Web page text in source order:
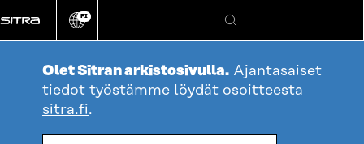
suoraan
sisältöön
Vaihda
kieli
FI
Hae
Olet Sitran arkistosivulla. Ajantasaiset
tiedot työstämme löydät osoitteesta
sitra.fi.